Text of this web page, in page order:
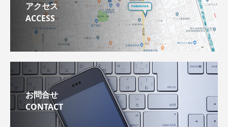
アクセス
ACCESS
お問合せ
CONTACT